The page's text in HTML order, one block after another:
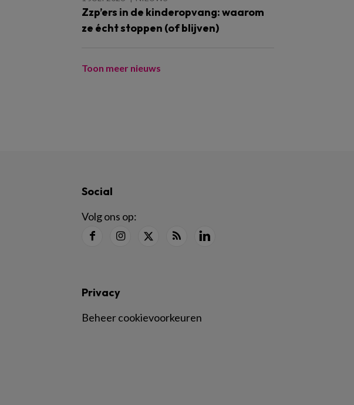
Zzp’ers in de kinderopvang: waarom
ze écht stoppen (of blijven)
Toon meer nieuws
Social
Volg ons op:
Privacy
Beheer cookievoorkeuren